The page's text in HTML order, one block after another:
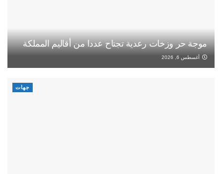
موجة حر وزخات رعدية تجتاح عددا من أقاليم المملكة
أغسطس 6, 2026
جهات